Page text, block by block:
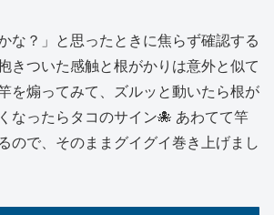
な？」と思ったときに焦らず確認する
きついた感触と根がかりは意外と似て
を煽ってみて、ズルッと動いたら根が
なったらタコのサイン🐙 あわてて竿
ので、そのままグイグイ巻き上げまし